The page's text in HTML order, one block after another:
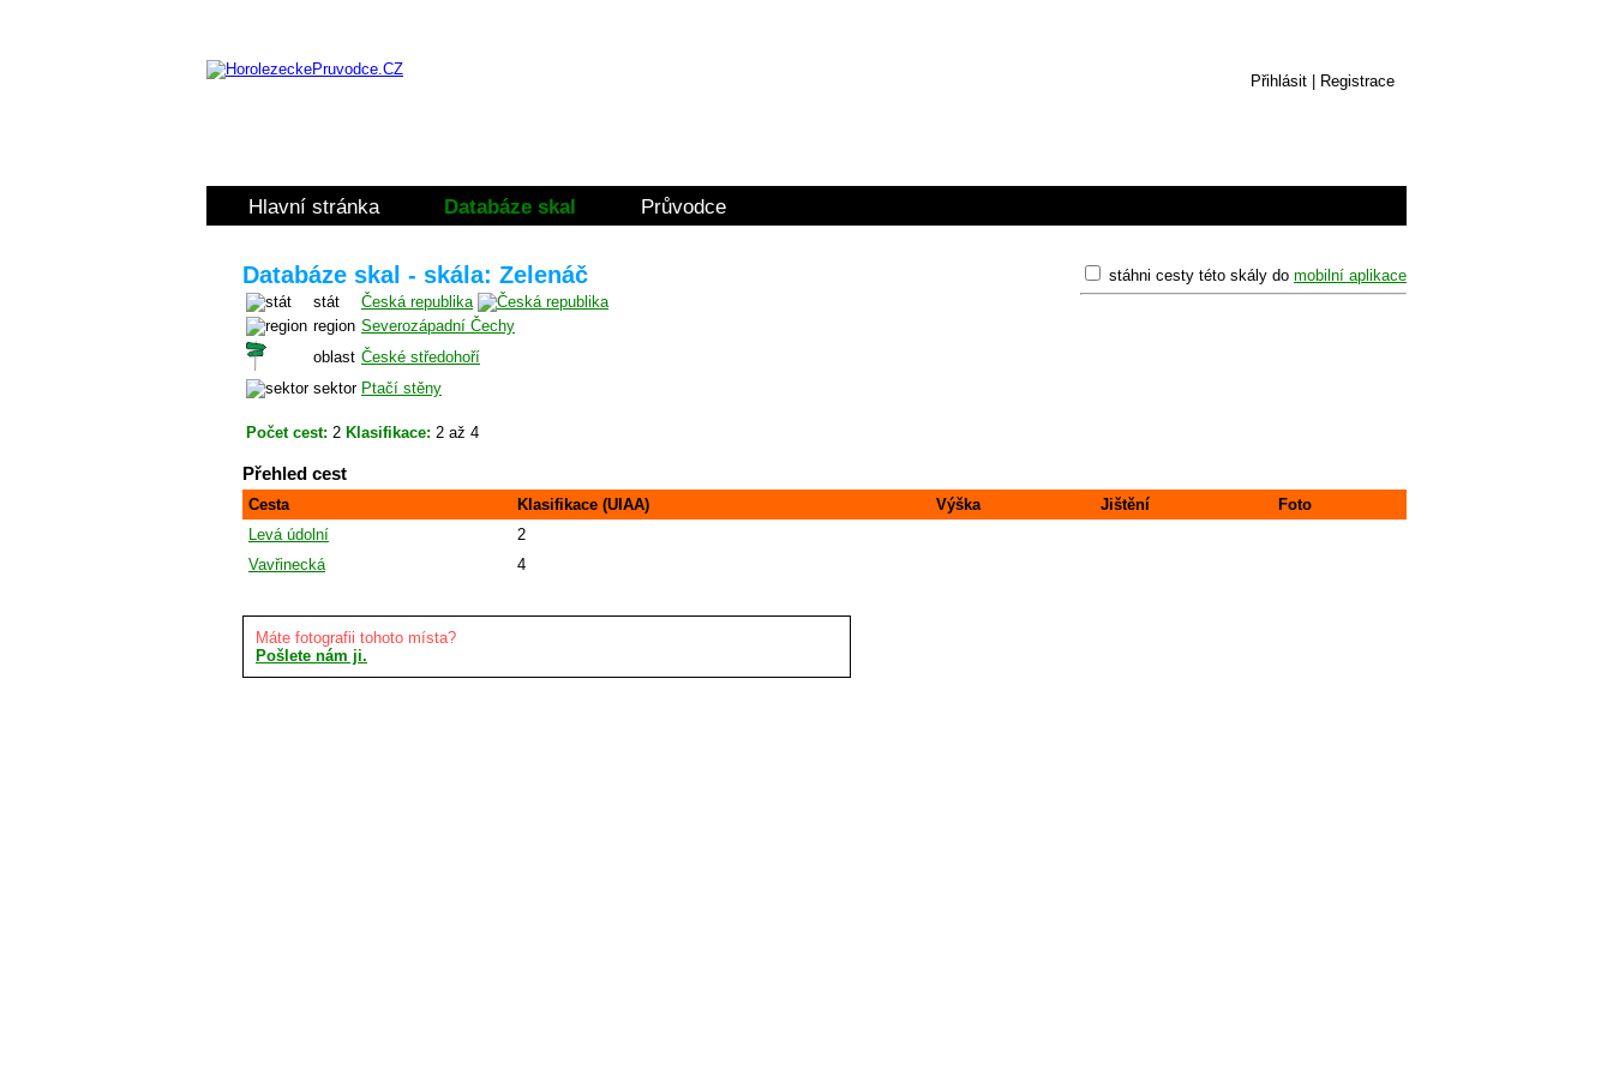
Přihlásit Registrace
Hlavní stránka Databáze skal Průvodce
stáhni cesty této skály do mobilní aplikace
Databáze skal - skála: Zelenáč
stát
Česká republika
region Severozápadní Čechy
oblast České středohoří
sektor Ptačí stěny
Počet cest: 2 Klasifikace: 2 až 4
Přehled cest
Cesta Klasifikace (UIAA) Výška Jištění
Foto
Levá údolní
2
Vavřinecká
4
Máte fotografii tohoto místa?
Pošlete nám ji.